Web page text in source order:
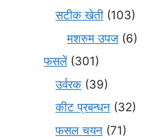
सटीक खेती (103)
मशरुम उपज (6)
फसलें(301)
उर्वरक (39)
कीट प्रबन्धन (32)
फसल चयन (71)